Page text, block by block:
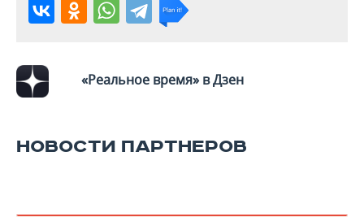
«Реальное время» в Дзен
НОВОСТИ ПАРТНЕРОВ